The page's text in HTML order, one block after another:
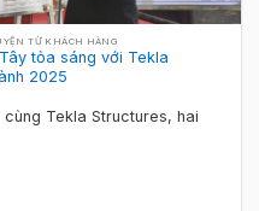
TỪ KHÁCH HÀNG
tỏa sáng với Tekla
2025
cùng Tekla Structures, hai